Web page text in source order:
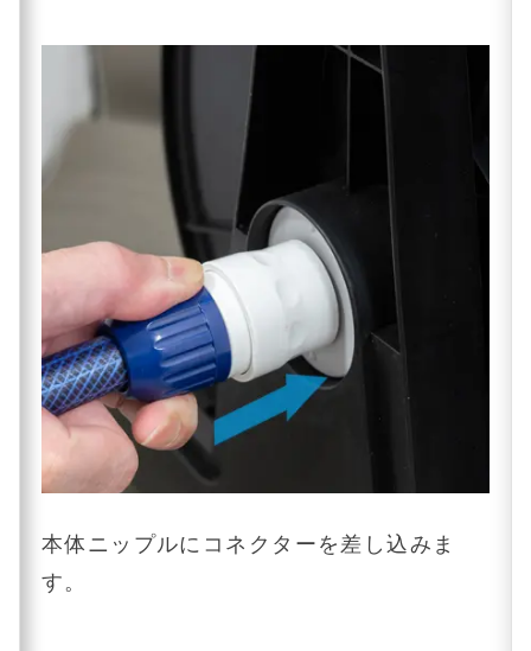
本体ニップルにコネクターを差し込みま
す。